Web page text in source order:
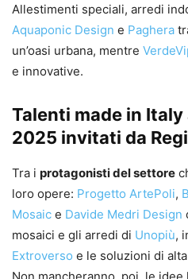
Allestimenti speciali, arredi
Aquaponic Design e Paghera
un’oasi urbana, mentre
e innovative.
Talenti made in
2025 invitati da
Tra i protagonisti del settore
loro opere: Progetto ArtePoli,
Mosaic e Davide Medri Design
mosaici e gli arredi di Unopiù,
Extroverso e le soluzioni di